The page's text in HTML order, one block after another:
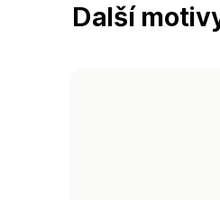
Další